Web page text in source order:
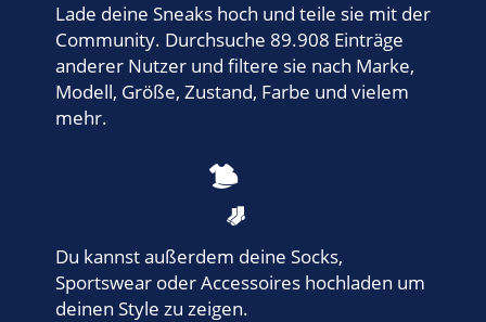
Lade deine Sneaks hoch und teile sie mit der
Community. Durchsuche 89.908 Einträge
anderer Nutzer und filtere sie nach Marke,
Modell, Größe, Zustand, Farbe und vielem
mehr.
Du kannst außerdem deine Socks,
Sportswear oder Accessoires hochladen um
deinen Style zu zeigen.